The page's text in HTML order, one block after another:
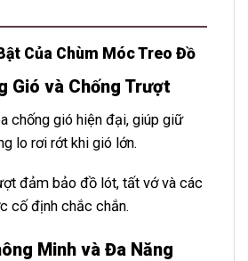
Của Chùm Móc Treo Đồ
Gió và Chống Trượt
chống gió hiện đại, giúp giữ
lo rơi rớt khi gió lớn.
đảm bảo đồ lót, tất vớ và các
cố định chắc chắn.
Minh và Đa Năng